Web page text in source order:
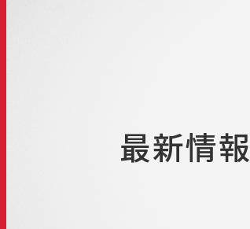
最新情報